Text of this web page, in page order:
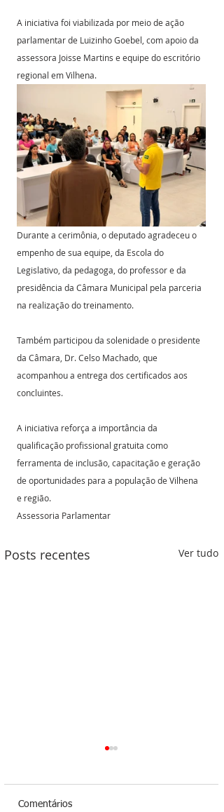
A iniciativa foi viabilizada por meio de ação
parlamentar de Luizinho Goebel, com apoio da
assessora Joisse Martins e equipe do escritório
regional em Vilhena.
Durante a cerimônia, o deputado agradeceu o
empenho de sua equipe, da Escola do
Legislativo, da pedagoga, do professor e da
presidência da Câmara Municipal pela parceria
na realização do treinamento.
Também participou da solenidade o presidente
da Câmara, Dr. Celso Machado, que
acompanhou a entrega dos certificados aos
concluintes.
A iniciativa reforça a importância da
qualificação profissional gratuita como
ferramenta de inclusão, capacitação e geração
de oportunidades para a população de Vilhena
e região.
Assessoria Parlamentar
Posts recentes Ver tudo
Comentários